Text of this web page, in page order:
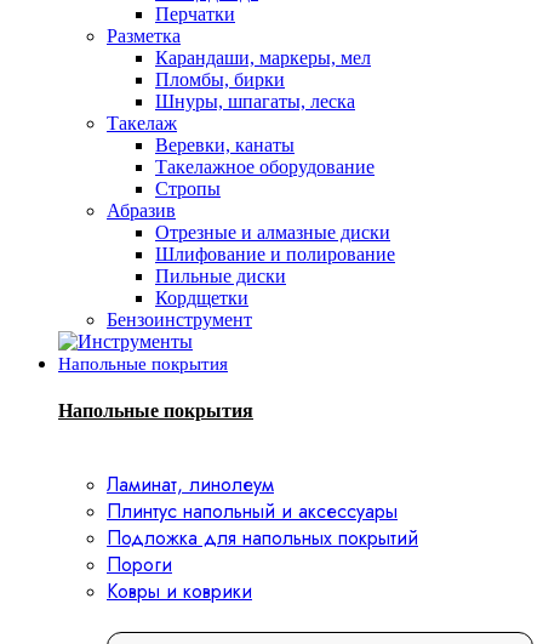
Перчатки
Разметка
Карандаши, маркеры, мел
Пломбы, бирки
Шнуры, шпагаты, леска
Такелаж
Веревки, канаты
Такелажное оборудование
Стропы
Абразив
Отрезные и алмазные диски
Шлифование и полирование
Пильные диски
Кордщетки
Бензоинструмент
Напольные покрытия
Напольные покрытия
Ламинат, линолеум
Плинтус напольный и аксессуары
Подложка для напольных покрытий
Пороги
Ковры и коврики